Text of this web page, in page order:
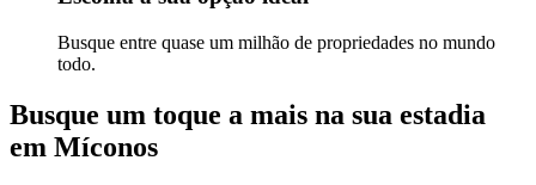
Busque entre quase um milhão de propriedades no mundo
todo.
Busque um toque a mais na sua estadia
em Míconos